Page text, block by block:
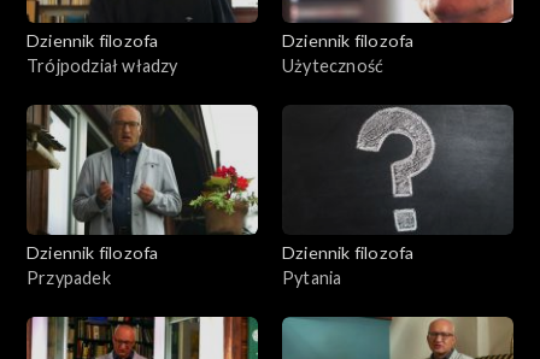
Dziennik filozofa
Trójpodział władzy
Dziennik filozofa
Użyteczność
Dziennik filozofa
Przypadek
Dziennik filozofa
Pytania